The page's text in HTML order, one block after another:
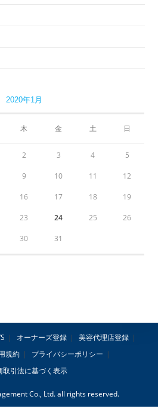
2020年1月
木 金 土 日
2 3 4 5
9 10 11 12
16 17 18 19
23 24 25 26
30 31
オーナーズ登録
美容代理店登録
規約
プライバシーポリシー
取引法に基づく表示
Co., Ltd. all rights reserved.